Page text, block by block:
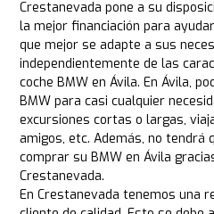
Crestanevada pone a su
la mejor financiación para
que mejor se adapte a sus
independientemente de las
coche BMW en Ávila. En Ávila,
BMW para casi cualquier
excursiones cortas o largas,
amigos, etc. Además, no tendrá
comprar su BMW en Ávila
Crestanevada.
En Crestanevada tenemos una